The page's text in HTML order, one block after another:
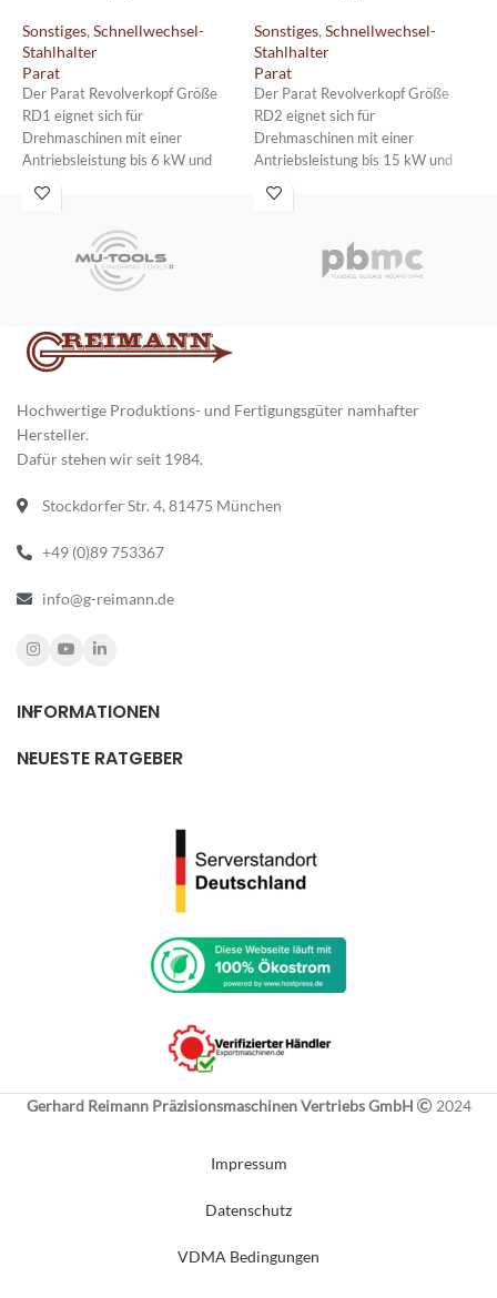
Sonstiges,Schnellwechsel-
Stahlhalter
Parat
Der Parat Revolverkopf Größe
RD1 eignet sich für
Drehmaschinen mit einer
Antriebsleistung bis 6 kW und
einer Schlittenbreite von maximal
100 mm.
Sonstiges,Schnellwechsel-
Stahlhalter
Parat
Der Parat Revolverkopf Größe
RD2 eignet sich für
Drehmaschinen mit einer
Antriebsleistung bis 15 kW und
einer Schlittenbreite von maximal
150 mm.
Hochwertige Produktions- und Fertigungsgüter namhafter
Hersteller.
Dafür stehen wir seit 1984.
Stockdorfer Str. 4, 81475 München
+49 (0)89 753367
info@g-reimann.de
INFORMATIONEN
NEUESTE RATGEBER
Gerhard Reimann Präzisionsmaschinen Vertriebs GmbH 2024
Impressum
Datenschutz
VDMA Bedingungen